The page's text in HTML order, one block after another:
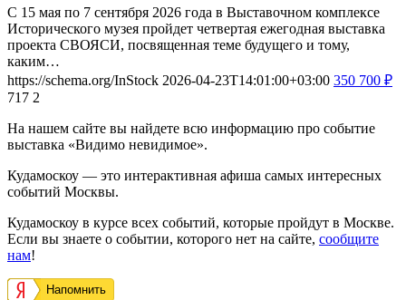
С 15 мая по 7 сентября 2026 года в Выставочном комплексе
Исторического музея пройдет четвертая ежегодная выставка
проекта СВОЯСИ, посвященная теме будущего и тому,
каким…
https://schema.org/InStock 2026-04-23T14:01:00+03:00 350 700 ₽
717 2
На нашем сайте вы найдете всю информацию про событие
выставка «Видимо невидимое».
Кудамоскоу — это интерактивная афиша самых интересных
событий Москвы.
Кудамоскоу в курсе всех событий, которые пройдут в Москве.
Если вы знаете о событии, которого нет на сайте, сообщите
нам!
Напомнить